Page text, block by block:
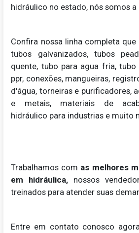
hidráulico no estado, nós somos
Confira nossa linha completa
tubos galvanizados, tubos
quente, tubo para agua fria,
ppr, conexões, mangueiras,
d'água, torneiras e purificadores,
e metais, materiais de
hidráulico para industrias e muito
Trabalhamos com as melhores
em hidráulica, nossos
treinados para atender suas
Entre em contato conosco